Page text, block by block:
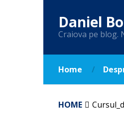
Daniel
Craiova pe blog.
Home
HOME